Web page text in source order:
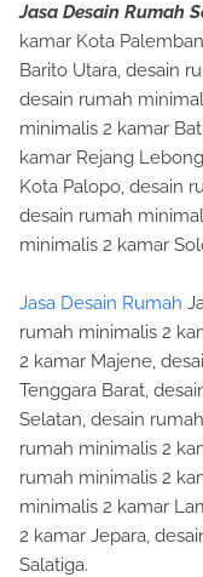
Jasa Desain Rumah
kamar Kota
Barito Utara, desain
desain rumah
minimalis 2 kamar
kamar Rejang
Kota Palopo, desain
desain rumah
minimalis 2 kamar
Jasa Desain Rumah
rumah minimalis 2
2 kamar Majene,
Tenggara Barat,
Selatan, desain
rumah minimalis 2
rumah minimalis 2
minimalis 2 kamar
2 kamar Jepara,
Salatiga.